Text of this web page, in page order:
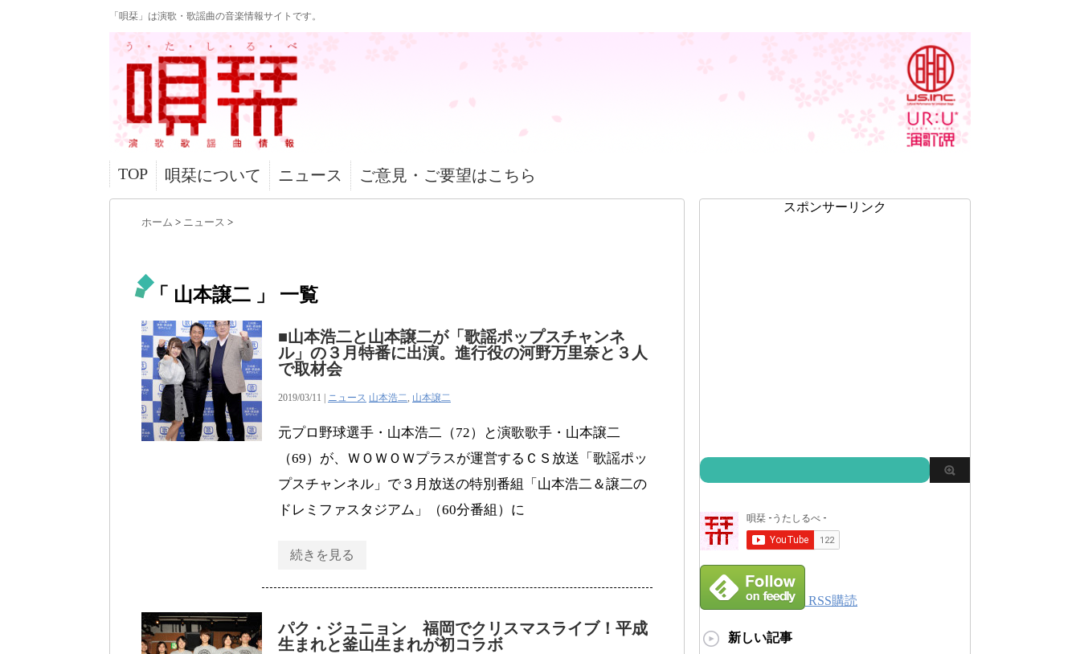
「唄栞」は演歌・歌謡曲の音楽情報サイトです。
TOP 唄栞について ニュース ご意見・ご要望はこちら
ホーム > ニュース >
「 山本譲二 」 一覧
■山本浩二と山本譲二が「歌謡ポップスチャンネ
ル」の３月特番に出演。進行役の河野万里奈と３人
で取材会
2019/03/11 | ニュース 山本浩二, 山本譲二
元プロ野球選手・山本浩二（72）と演歌歌手・山本譲二
（69）が、ＷＯＷＯＷプラスが運営するＣＳ放送「歌謡ポッ
プスチャンネル」で３月放送の特別番組「山本浩二＆譲二の
ドレミファスタジアム」（60分番組）に
続きを見る
パク・ジュニョン 福岡でクリスマスライブ！平成
生まれと釜山生まれが初コラボ
スポンサーリンク
RSS購読
新しい記事